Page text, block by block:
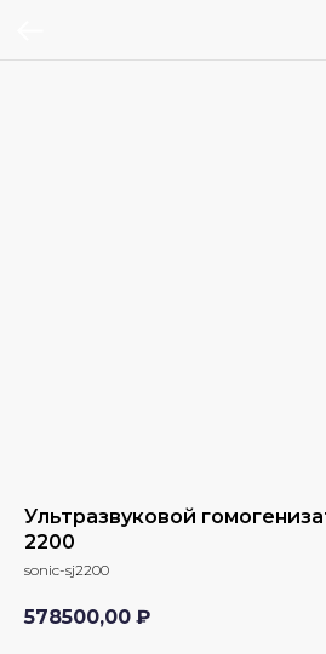
Ультразвуковой
2200
sonic-sj2200
578500,00 ₽